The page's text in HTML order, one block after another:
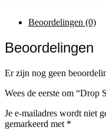
Beoordelingen (0)
Beoordelingen
Er zijn nog geen
Wees de eerste om “Drop
Je e-mailadres wordt niet
gemarkeerd met *